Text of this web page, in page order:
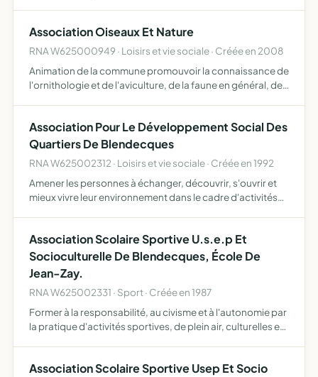
manifestations…
Association Oiseaux Et Nature
RNA W625000949 · Loisirs et vie sociale · Créée en 2008
Animation de la commune promouvoir la connaissance de
l'ornithologie et de l'aviculture, de la faune en général, de
Association Pour Le Développement Social Des
Quartiers De Blendecques
RNA W625002312 · Loisirs et vie sociale · Créée en 1992
Amener les personnes à échanger, découvrir, s'ouvrir et
mieux vivre leur environnement dans le cadre d'activités
Association Scolaire Sportive U.s.e.p Et
Socioculturelle De Blendecques, École De
Jean-Zay.
RNA W625002331 · Sport · Créée en 1987
Former à la responsabilité, au civisme et à l'autonomie par
la pratique d'activités sportives, de plein air, culturelles et
Association Scolaire Sportive Usep Et Socio